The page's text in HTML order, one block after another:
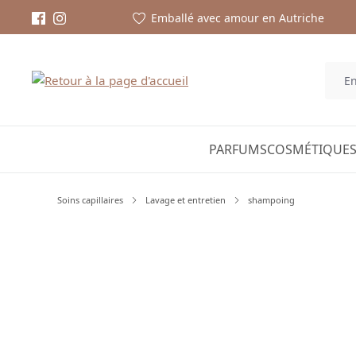
Emballé avec amour en Autriche
PARFUMS
Soins capillaires Lavage et entretien shampoing